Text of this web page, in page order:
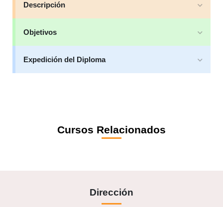
Descripción
Objetivos
Expedición del Diploma
Cursos Relacionados
Dirección